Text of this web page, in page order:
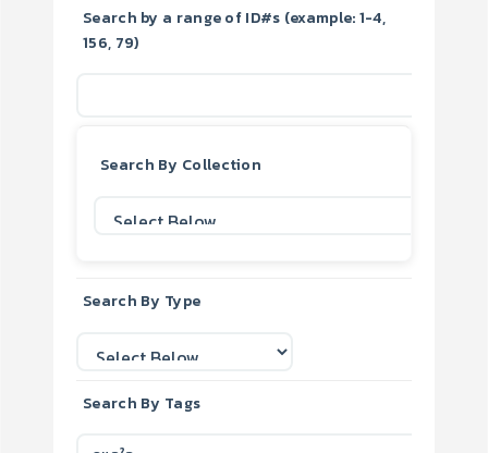
Search by a range of ID#s (example: 1-4,
156, 79)
Search By Collection
Search By Type
Search By Tags